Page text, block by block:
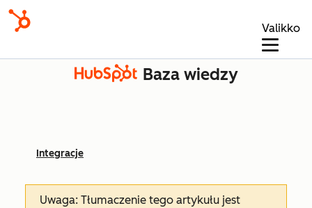
Valikko
Baza wiedzy
Integracje
Uwaga: Tłumaczenie tego artykułu jest